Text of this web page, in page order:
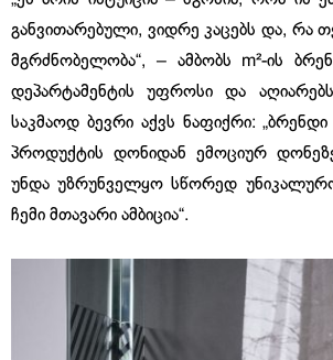
განვითარებული, ვიდრე კაცებს და, რა
მგრძნობელობა“, – ამბობს m²-ის
დეპარტამენტის უფროსი და
საკმაოდ ბევრი აქვს ნაფიქრი: „ბრენდი
პროდუქტის დონიდან ემოციურ
უნდა უზრუნველყო სწორედ
ჩემი მთავარი ამბიცია“.